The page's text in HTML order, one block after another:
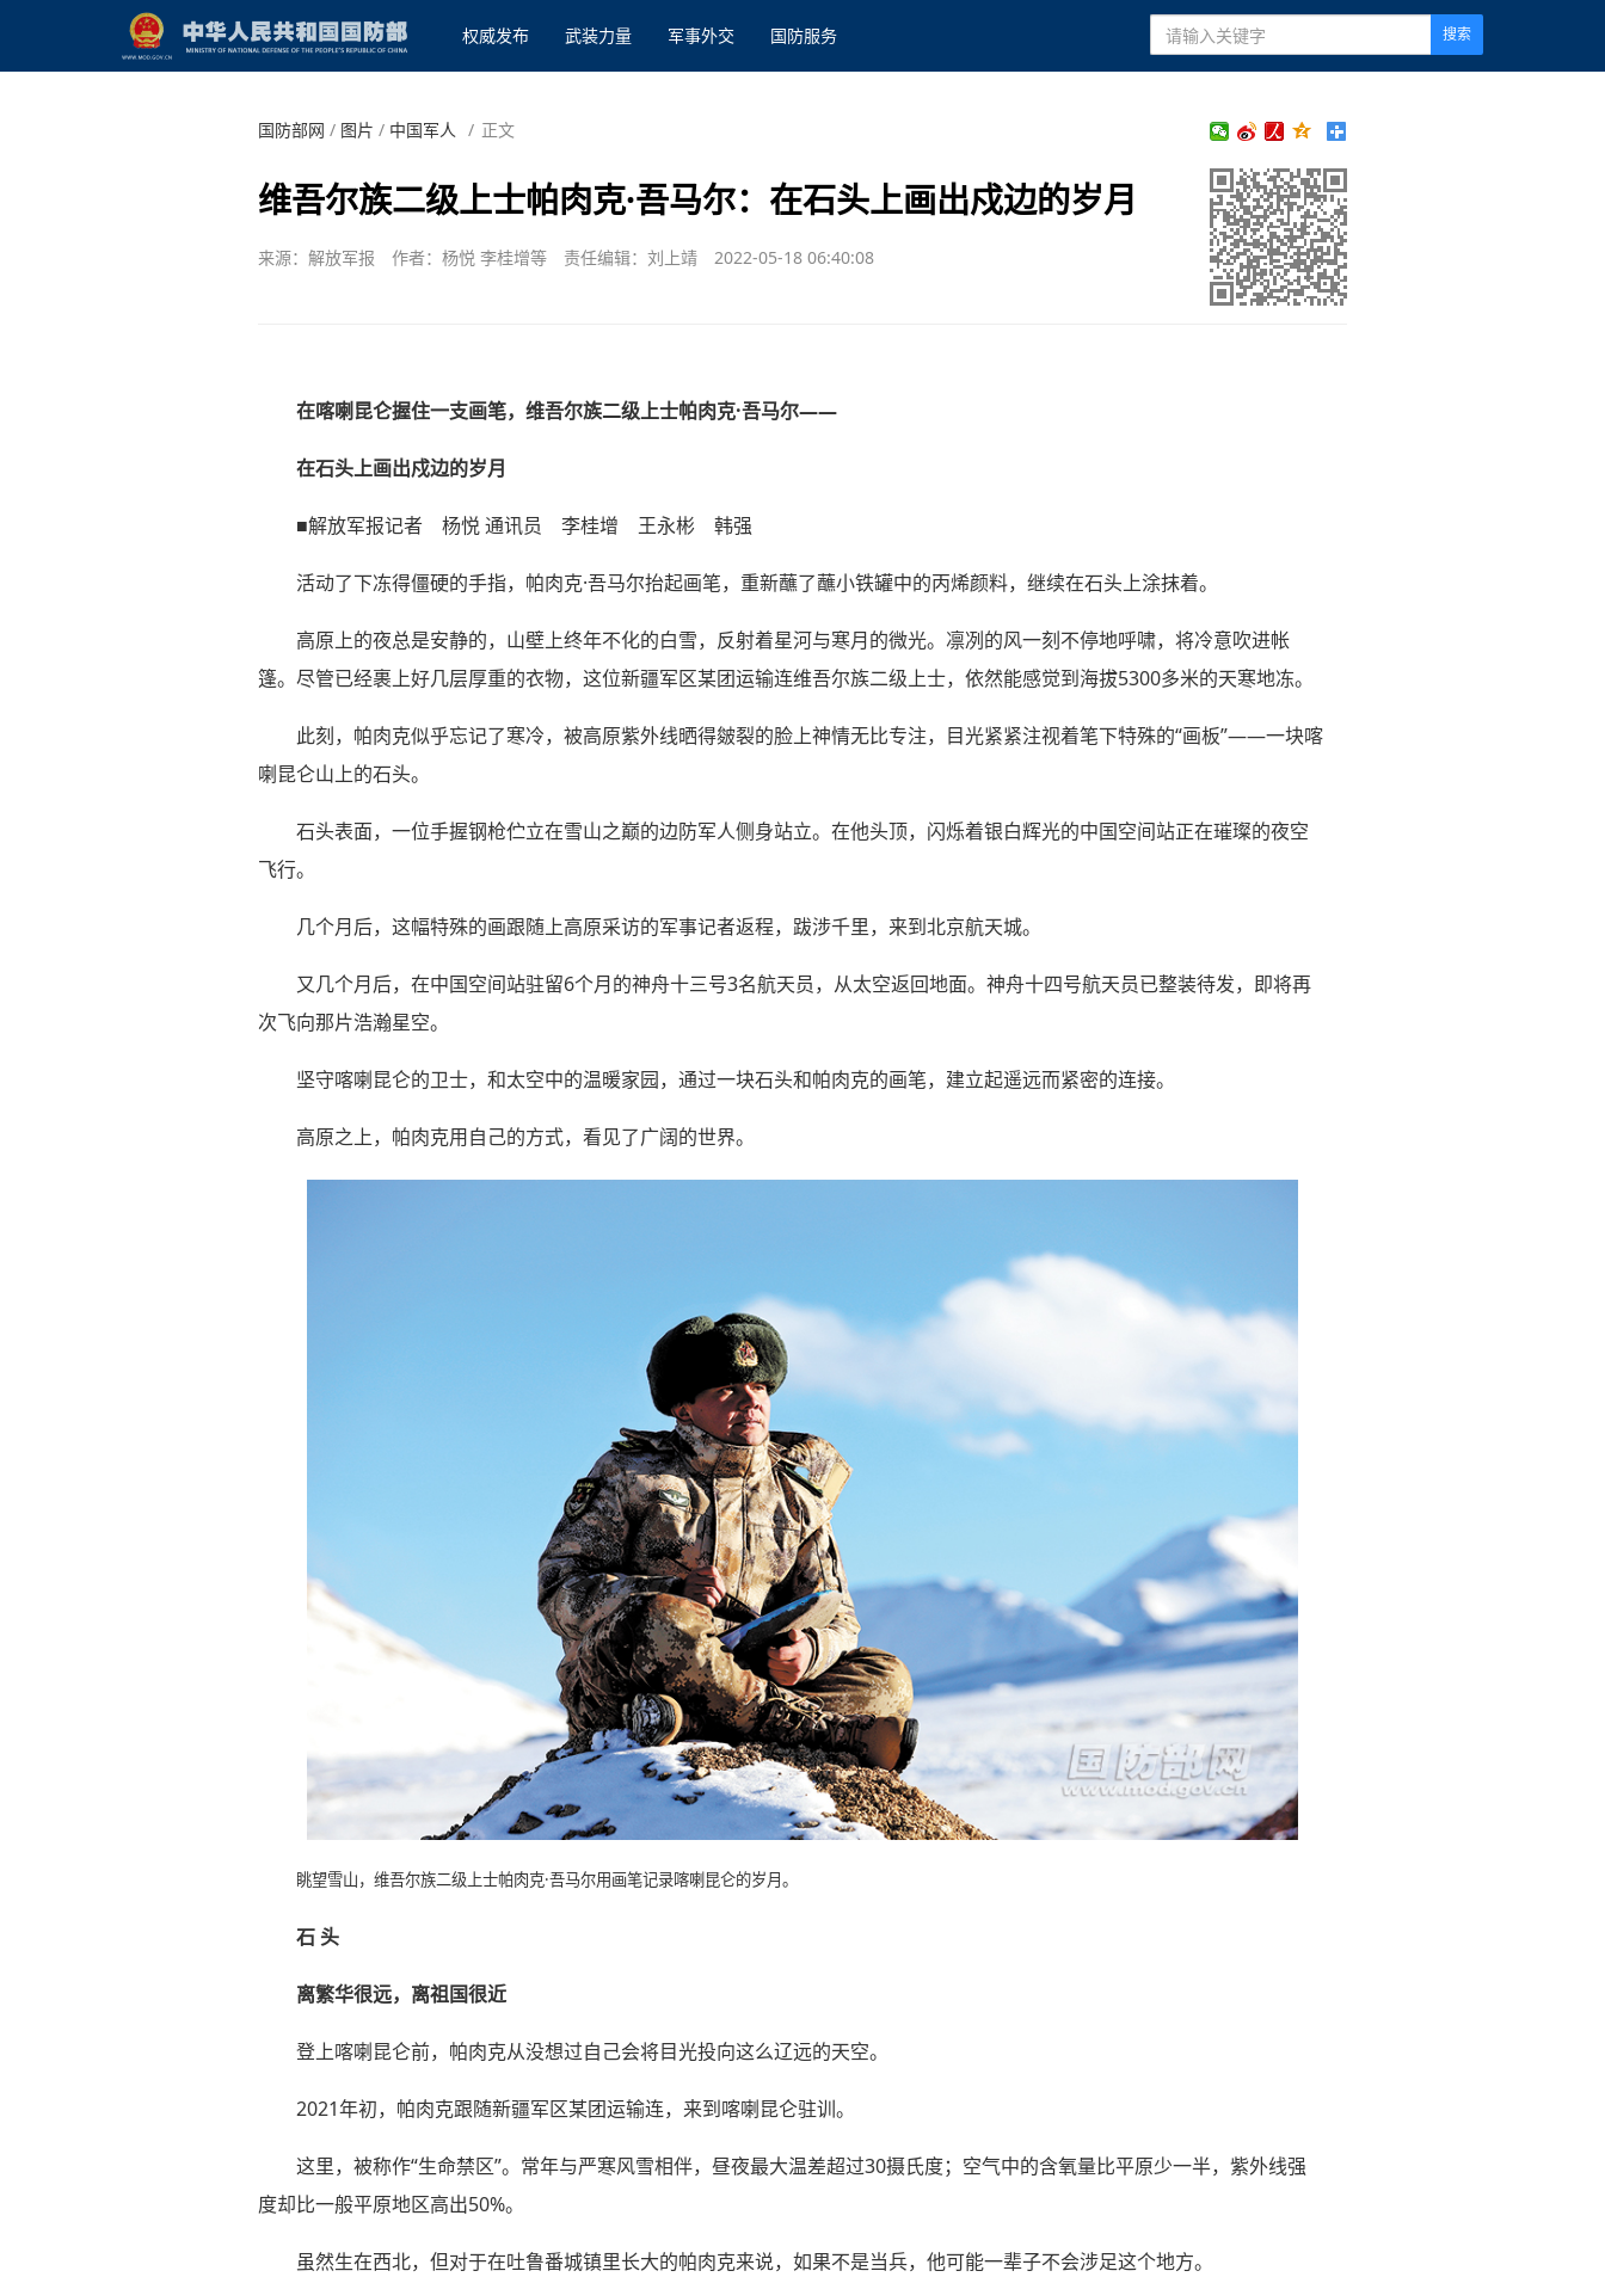
权威发布 武装力量 军事外交 国防服务 搜索
国防部网 / 图片 / 中国军人 / 正文
维吾尔族二级上士帕肉克·吾马尔：在石头上画出戍边的岁月
来源：解放军报 作者：杨悦 李桂增等 责任编辑：刘上靖 2022-05-18 06:40:08
在喀喇昆仑握住一支画笔，维吾尔族二级上士帕肉克·吾马尔——
在石头上画出戍边的岁月
■解放军报记者 杨悦 通讯员 李桂增 王永彬 韩强
活动了下冻得僵硬的手指，帕肉克·吾马尔抬起画笔，重新蘸了蘸小铁罐中的丙烯颜料，继续在石头上涂抹着。
高原上的夜总是安静的，山壁上终年不化的白雪，反射着星河与寒月的微光。凛冽的风一刻不停地呼啸，将冷意吹进帐
篷。尽管已经裹上好几层厚重的衣物，这位新疆军区某团运输连维吾尔族二级上士，依然能感觉到海拔5300多米的天寒地冻。
此刻，帕肉克似乎忘记了寒冷，被高原紫外线晒得皴裂的脸上神情无比专注，目光紧紧注视着笔下特殊的“画板”——一块喀
喇昆仑山上的石头。
石头表面，一位手握钢枪伫立在雪山之巅的边防军人侧身站立。在他头顶，闪烁着银白辉光的中国空间站正在璀璨的夜空
飞行。
几个月后，这幅特殊的画跟随上高原采访的军事记者返程，跋涉千里，来到北京航天城。
又几个月后，在中国空间站驻留6个月的神舟十三号3名航天员，从太空返回地面。神舟十四号航天员已整装待发，即将再
次飞向那片浩瀚星空。
坚守喀喇昆仑的卫士，和太空中的温暖家园，通过一块石头和帕肉克的画笔，建立起遥远而紧密的连接。
高原之上，帕肉克用自己的方式，看见了广阔的世界。
眺望雪山，维吾尔族二级上士帕肉克·吾马尔用画笔记录喀喇昆仑的岁月。
石 头
离繁华很远，离祖国很近
登上喀喇昆仑前，帕肉克从没想过自己会将目光投向这么辽远的天空。
2021年初，帕肉克跟随新疆军区某团运输连，来到喀喇昆仑驻训。
这里，被称作“生命禁区”。常年与严寒风雪相伴，昼夜最大温差超过30摄氏度；空气中的含氧量比平原少一半，紫外线强
度却比一般平原地区高出50%。
虽然生在西北，但对于在吐鲁番城镇里长大的帕肉克来说，如果不是当兵，他可能一辈子不会涉足这个地方。